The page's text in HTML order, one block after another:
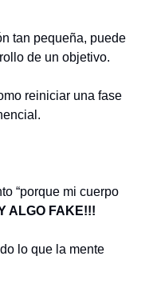
tan pequeña, puede
de un objetivo.
reiniciar una fase
“porque mi cuerpo
ALGO FAKE!!!
lo que la mente